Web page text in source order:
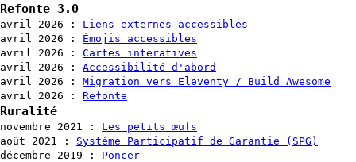
Refonte 3.0
avril 2026 :
Liens externes accessibles
avril 2026
:
Émojis accessibles
avril 2026
:
Cartes interatives
avril 2026
:
Accessibilité d'abord
avril 2026
:
Migration vers Eleventy / Build Awesome
avril 2026
: Refonte
Ruralité
novembre 2021 :
Les petits œufs
août 2021
:
Système Participatif de Garantie (SPG)
décembre 2019
:
Poncer